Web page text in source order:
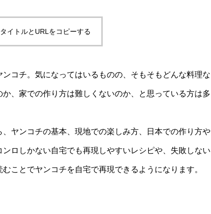
イトルとURLをコピーする
コチ。気になってはいるものの、そもそもどんな料理な
、家での作り方は難しくないのか、と思っている方は多
ヤンコチの基本、現地での楽しみ方、日本での作り方や
ロしかない自宅でも再現しやすいレシピや、失敗しない
ことでヤンコチを自宅で再現できるようになります。